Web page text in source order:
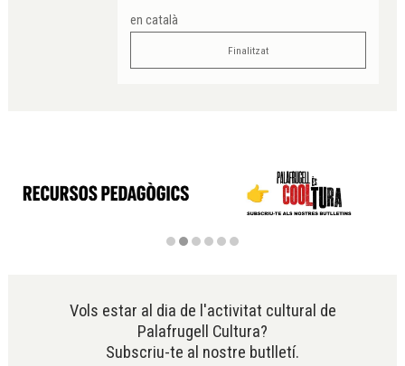
en català
Finalitzat
Vols estar al dia de l'activitat cultural de
Palafrugell Cultura?
Subscriu-te al nostre butlletí.